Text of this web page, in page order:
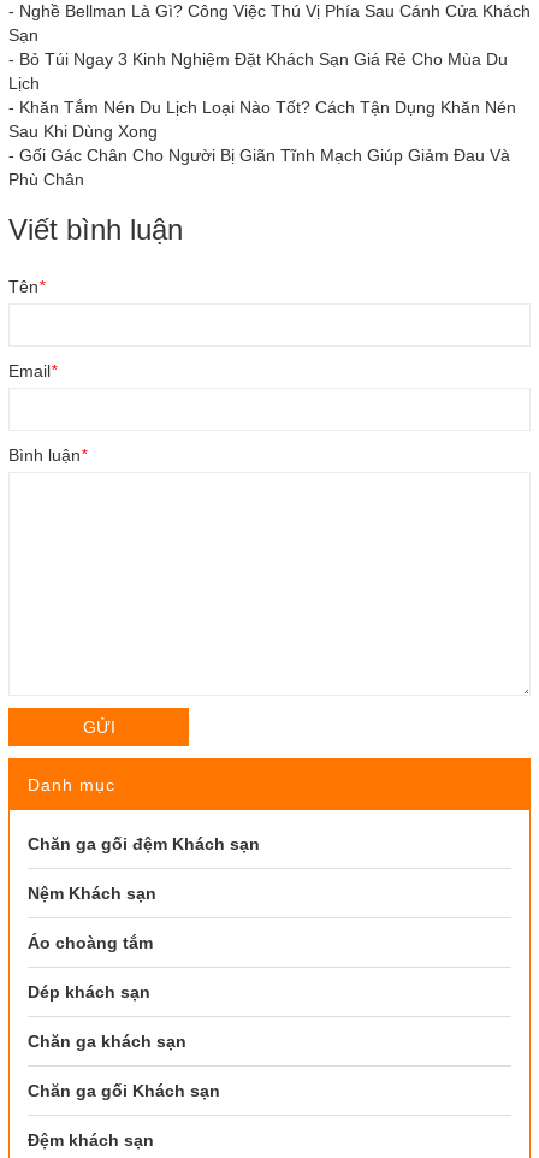
- Nghề Bellman Là Gì? Công Việc Thú Vị Phía Sau Cánh Cửa Khách
Sạn
- Bỏ Túi Ngay 3 Kinh Nghiệm Đặt Khách Sạn Giá Rẻ Cho Mùa Du
Lịch
- Khăn Tắm Nén Du Lịch Loại Nào Tốt? Cách Tận Dụng Khăn Nén
Sau Khi Dùng Xong
- Gối Gác Chân Cho Người Bị Giãn Tĩnh Mạch Giúp Giảm Đau Và
Phù Chân
Viết bình luận
Tên*
Email*
Bình luận*
GỬI
Danh mục
Chăn ga gối đệm Khách sạn
Nệm Khách sạn
Áo choàng tắm
Dép khách sạn
Chăn ga khách sạn
Chăn ga gối Khách sạn
Đệm khách sạn